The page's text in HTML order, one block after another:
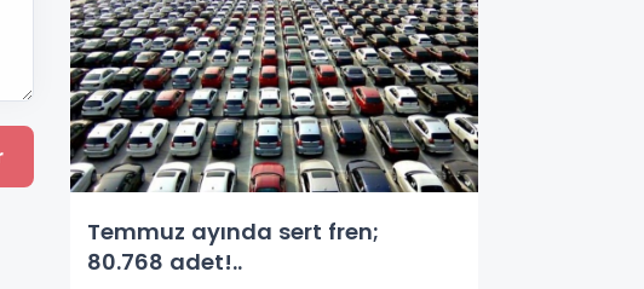
Temmuz ayında sert fren;
80.768 adet!..